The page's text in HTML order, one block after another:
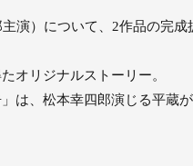
演）について、2作品の完成
オリジナルストーリー。
は、松本幸四郎演じる平蔵